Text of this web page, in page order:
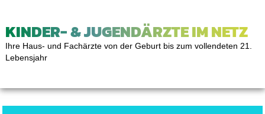
KINDER- & JUGENDÄRZTE IM NETZ
Ihre Haus- und Fachärzte von der Geburt bis zum vollendeten 21.
Lebensjahr